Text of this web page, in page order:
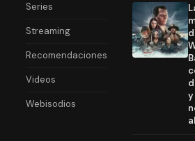
Series
Streaming
Recomendaciones
Videos
Webisodios
y